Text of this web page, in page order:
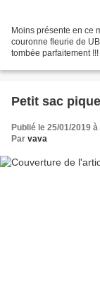
Moins présente en ce
couronne fleurie de
tombée parfaitement
Petit sac
Publié le 25/01/2019
Par vava